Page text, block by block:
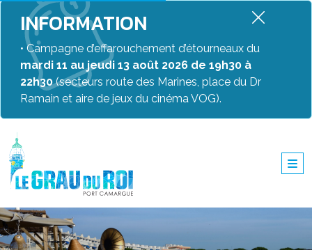
INFORMATION
• Campagne d’effarouchement d’étourneaux du
mardi 11 au jeudi 13 août 2026 de 19h30 à
22h30(secteurs route des Marines, place du Dr
Ramain et aire de jeux du cinéma VOG).